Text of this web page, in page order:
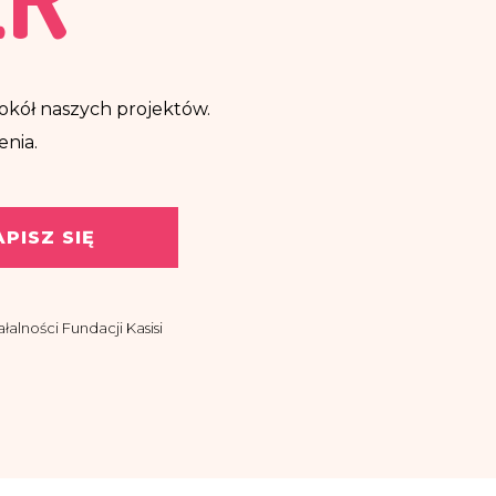
naszych projektów.
SIĘ
Fundacji Kasisi